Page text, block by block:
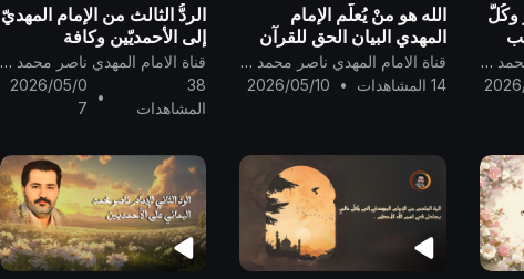
وكُلُّ
قناة الامام المهدي ناصر محمد اليماني
الله هو منْ يُعلّم الإمام
المهدي البيان الحق للقرآن
من ذات القرآن ..
قناة الامام المهدي ناصر محمد اليماني
14 المشاهدات
•
2026/05/10
الردُّ الثالث من الإمام المهديّ
إلى الأحمديّين وكافة
المسلمين والنّصارى والناس
أجمعين ..
قناة الامام المهدي ناصر محمد اليماني
38
المشاهدات
•
2026/05/0
7